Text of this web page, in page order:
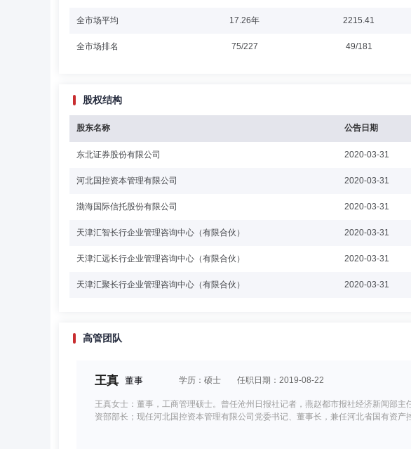
全市场平均 17.26年 2215.41
全市场排名 75/227 49/181
股权结构
股东名称 公告日期
东北证券股份有限公司 2020-03-31
河北国控资本管理有限公司 2020-03-31
渤海国际信托股份有限公司 2020-03-31
天津汇智长行企业管理咨询中心（有限合伙） 2020-03-31
天津汇远长行企业管理咨询中心（有限合伙） 2020-03-31
天津汇聚长行企业管理咨询中心（有限合伙） 2020-03-31
高管团队
王真 董事 学历：硕士 任职日期：2019-08-22
王真女士：董事，工商管理硕士。曾任沧州日报社记者，燕赵都市报社经济新闻部
资部部长；现任河北国控资本管理有限公司党委书记、董事长，兼任河北省国有资产